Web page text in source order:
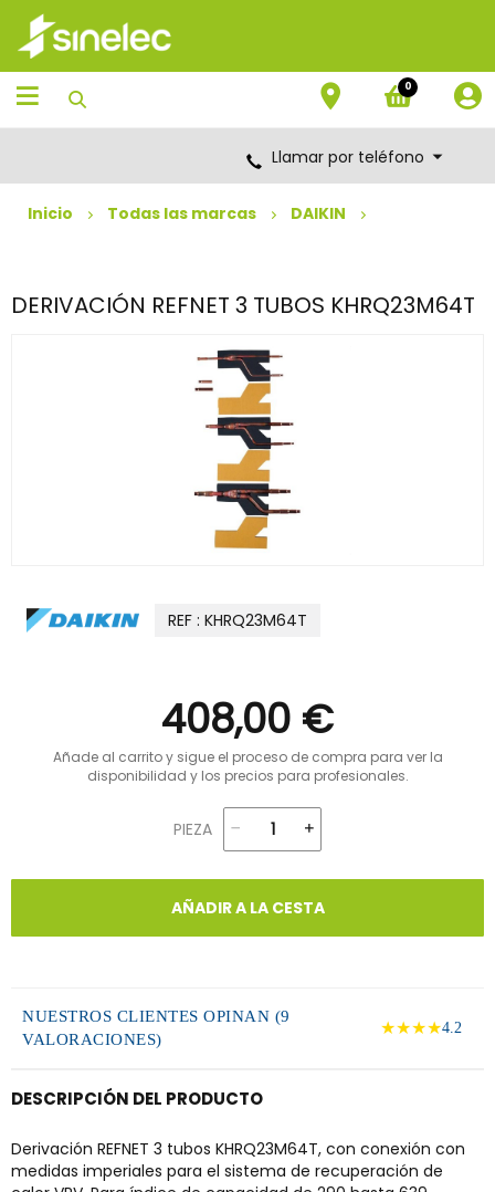
Saltar
contenido
Saltar
menú
de
navegación
0
Llamar por teléfono
Inicio Todas las marcas DAIKIN
DERIVACIÓN REFNET 3 TUBOS KHRQ23M64T
REF : KHRQ23M64T
408,00 €
Añade al carrito y sigue el proceso de compra para ver la
disponibilidad y los precios para profesionales.
PIEZA
AÑADIR A LA CESTA
NUESTROS CLIENTES OPINAN (9
VALORACIONES)
★★★★4.2
DESCRIPCIÓN DEL PRODUCTO
Derivación REFNET 3 tubos KHRQ23M64T, con conexión con
medidas imperiales para el sistema de recuperación de